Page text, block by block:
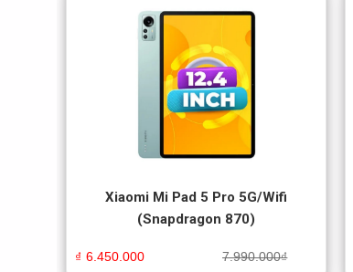
Xiaomi Mi Pad 5 Pro 5G/Wifi
(Snapdragon 870)
7.990.000₫
6.450.000
₫